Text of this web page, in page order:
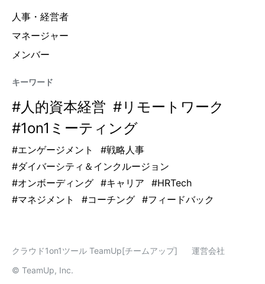
人事・経営者
マネージャー
メンバー
キーワード
#人的資本経営 #リモートワーク
#1on1ミーティング
#エンゲージメント #戦略人事
#ダイバーシティ＆インクルージョン
#オンボーディング #キャリア #HRTech
#マネジメント #コーチング #フィードバック
クラウド1on1ツール TeamUp[チームアップ]
運営会社
© TeamUp, Inc.